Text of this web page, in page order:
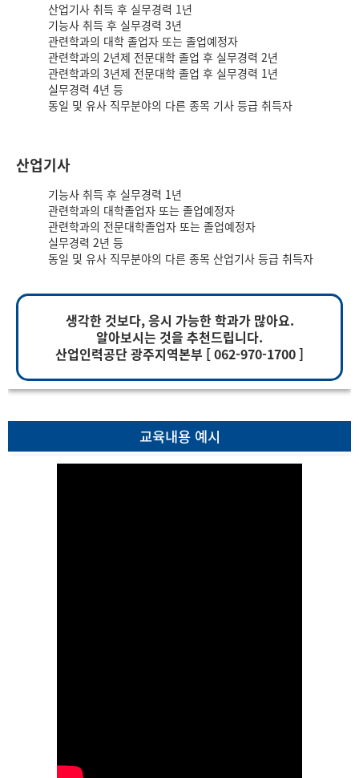
산업기사 취득 후 실무경력 1년
기능사 취득 후 실무경력 3년
관련학과의 대학 졸업자 또는 졸업예정자
관련학과의 2년제 전문대학 졸업 후 실무경력 2년
관련학과의 3년제 전문대학 졸업 후 실무경력 1년
실무경력 4년 등
동일 및 유사 직무분야의 다른 종목 기사 등급 취득자
산업기사
기능사 취득 후 실무경력 1년
관련학과의 대학졸업자 또는 졸업예정자
관련학과의 전문대학졸업자 또는 졸업예정자
실무경력 2년 등
동일 및 유사 직무분야의 다른 종목 산업기사 등급 취득자
생각한 것보다, 응시 가능한 학과가 많아요.
알아보시는 것을 추천드립니다.
산업인력공단 광주지역본부 [ 062-970-1700 ]
교육내용 예시